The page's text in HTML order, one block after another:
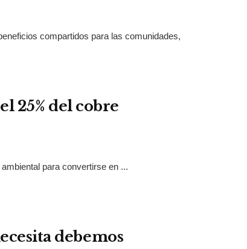
compartidos para las comunidades,
25% del cobre
para convertirse en ...
debemos